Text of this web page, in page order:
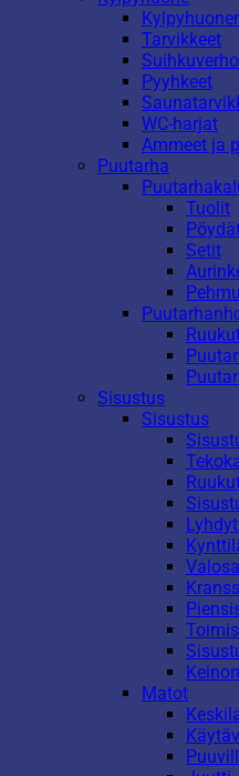
Tarvikkeet
Pyyhkeet
WC-harjat
Ammeet ja
Puutarha
Tuolit
Setit
Sisustus
Sisustus
Lyhdyt
Matot